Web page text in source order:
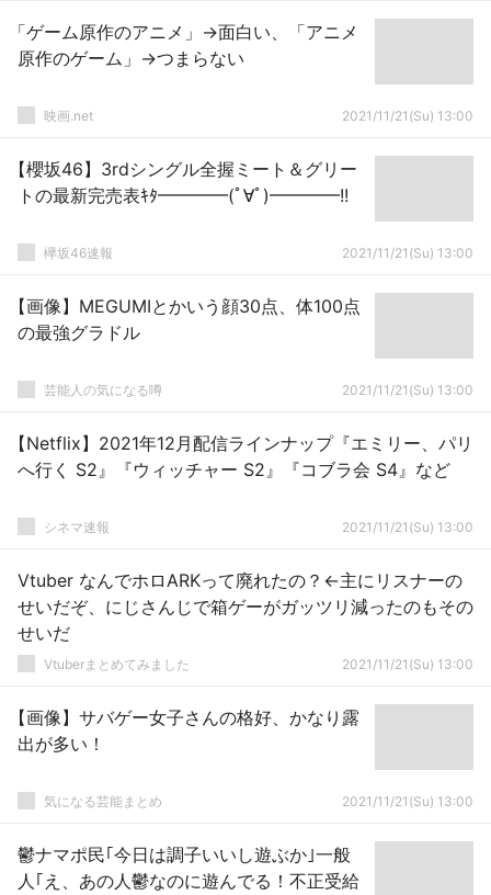
「ゲーム原作のアニメ」→面白い、「アニメ
原作のゲーム」→つまらない
映画.net 2021/11/21(Su) 13:00
【櫻坂46】3rdシングル全握ミート＆グリー
トの最新完売表ｷﾀ━━━━(ﾟ∀ﾟ)━━━━!!
欅坂46速報 2021/11/21(Su) 13:00
【画像】MEGUMIとかいう顔30点、体100点
の最強グラドル
芸能人の気になる噂 2021/11/21(Su) 13:00
【Netflix】2021年12月配信ラインナップ『エミリー、パリ
へ行く S2』『ウィッチャー S2』『コブラ会 S4』など
シネマ速報 2021/11/21(Su) 13:00
Vtuber なんでホロARKって廃れたの？←主にリスナーの
せいだぞ、にじさんじで箱ゲーがガッツリ減ったのもその
せいだ
Vtuberまとめてみました 2021/11/21(Su) 13:00
【画像】サバゲー女子さんの格好、かなり露
出が多い！
気になる芸能まとめ 2021/11/21(Su) 13:00
鬱ナマポ民｢今日は調子いいし遊ぶか｣一般
人｢え、あの人鬱なのに遊んでる！不正受給